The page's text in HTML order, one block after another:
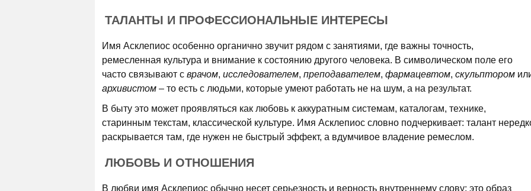
ТАЛАНТЫ И ПРОФЕССИОНАЛЬНЫЕ ИНТЕРЕСЫ
Имя Асклепиос особенно органично звучит рядом с занятиями, где важны точность,
ремесленная культура и внимание к состоянию другого человека. В символическом поле его
часто связывают с врачом, исследователем, преподавателем, фармацевтом, скульптором
архивистом – то есть с людьми, которые умеют работать не на шум, а на результат.
В быту это может проявляться как любовь к аккуратным системам, каталогам, технике,
старинным текстам, классической культуре. Имя Асклепиос словно подчеркивает: талант
раскрывается там, где нужен не быстрый эффект, а вдумчивое владение ремеслом.
ЛЮБОВЬ И ОТНОШЕНИЯ
В любви имя Асклепиос обычно несет серьезность и верность внутреннему слову: это образ